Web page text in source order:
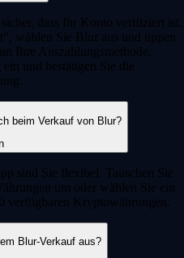
dass Ihr Konto verifiziert ist.
wählen Sie Blur aus und tippen
Ihre Auszahlungsmethode,
und bestätigen Sie die
beim Verkauf von Blur?
sind Sie flexibel: Tauschen Sie
um oder wählen Sie ein
verfügbaren Kryptowährungen.
Blur-Verkauf aus?